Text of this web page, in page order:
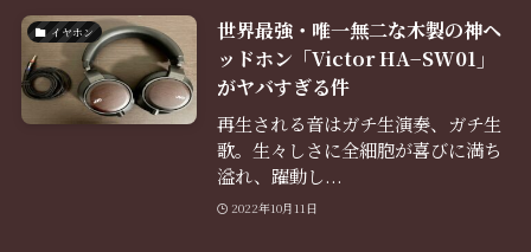
イヤホン
世界最強・唯一無二な木製の神ヘ
ッドホン「Victor HA−SW01」
がヤバすぎる件
再生される音はガチ生演奏、ガチ生
歌。生々しさに全細胞が喜びに満ち
溢れ、躍動し...
2022年10月11日